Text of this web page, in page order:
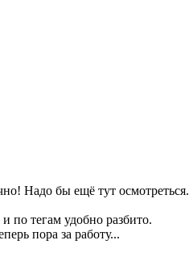
Надо бы ещё тут осмотреться.
по тегам удобно разбито.
пора за работу...